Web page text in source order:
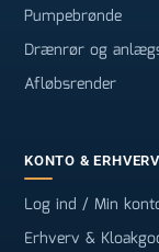
Pumpebrønde
Drænrør og
Afløbsrender
KONTO & ERHVERV
Log ind / Min
Erhverv &